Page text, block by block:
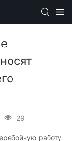
29
работу